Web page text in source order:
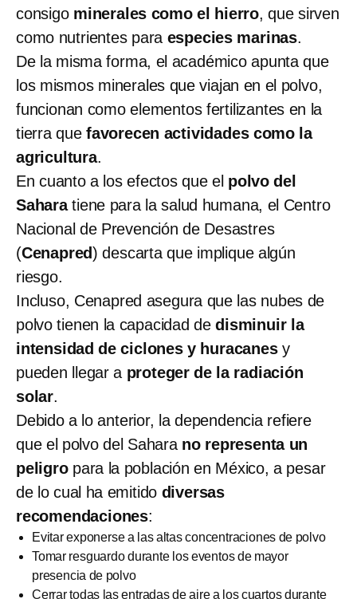
consigo minerales como el hierro, que sirven
como nutrientes para especies marinas.
De la misma forma, el académico apunta que
los mismos minerales que viajan en el polvo,
funcionan como elementos fertilizantes en la
tierra quefavorecen actividades como la
agricultura.
En cuanto a los efectos que el polvo del
Saharatiene para la salud humana, el Centro
Nacional de Prevención de Desastres
(Cenapred) descarta que implique algún
riesgo.
Incluso, Cenapred asegura que las nubes de
polvo tienen la capacidad dedisminuir la
intensidad de ciclones y huracanesy
pueden llegar a proteger de la radiación
solar.
Debido a lo anterior, la dependencia refiere
que el polvo del Sahara no representa un
peligropara la población en México, a pesar
de lo cual ha emitido diversas
recomendaciones:
Evitar exponerse a las altas concentraciones de polvo
Tomar resguardo durante los eventos de mayor
presencia de polvo
Cerrar todas las entradas de aire a los cuartos durante